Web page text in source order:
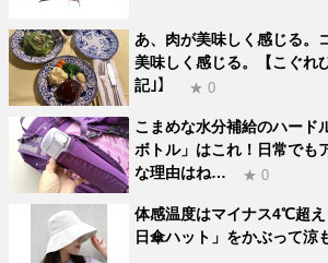
あ、肉が美味しく感じる。
美味しく感じる。【こぐれ
記｣】
★ 0
こまめな水分補給のハード
ボトル」はこれ！日常でも
な理由はね…
★ 0
体感温度はマイナス4℃超
日傘ハット」をかぶって涼